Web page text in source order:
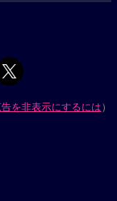
告を非表示にするには）